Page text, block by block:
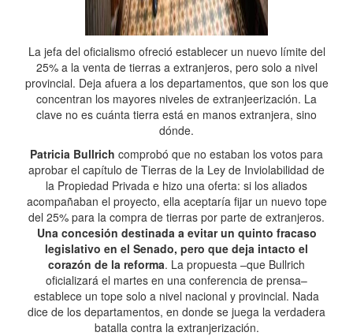
La jefa del oficialismo ofreció establecer un nuevo límite del
25% a la venta de tierras a extranjeros, pero solo a nivel
provincial. Deja afuera a los departamentos, que son los que
concentran los mayores niveles de extranjeerización. La
clave no es cuánta tierra está en manos extranjera, sino
dónde.
Patricia Bullrich comprobó que no estaban los votos para
aprobar el capítulo de Tierras de la Ley de Inviolabilidad de
la Propiedad Privada e hizo una oferta: si los aliados
acompañaban el proyecto, ella aceptaría fijar un nuevo tope
del 25% para la compra de tierras por parte de extranjeros.
Una concesión destinada a evitar un quinto fracaso
legislativo en el Senado, pero que deja intacto el
corazón de la reforma. La propuesta –que Bullrich
oficializará el martes en una conferencia de prensa–
establece un tope solo a nivel nacional y provincial. Nada
dice de los departamentos, en donde se juega la verdadera
batalla contra la extranjerización.